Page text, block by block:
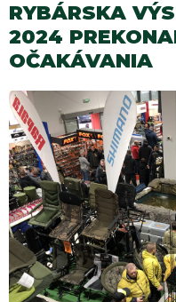
RYBÁRSKA
2024
OČAKÁVANIA